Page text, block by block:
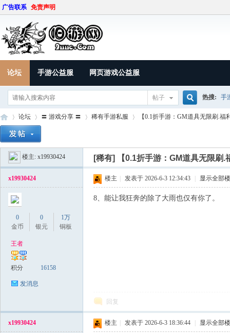
广告联系 免责声明
论坛 手游公益服 网页游戏公益服
帖子
搜
索
热搜: 手
»
论坛
›
〓 游戏分享 〓 稀有手游私服
›
【0.1折手游：GM道具无限刷.
楼主: x19930424 [稀有] 【0.1折手游：GM道具无限刷
x19930424
0
金币
0
银元
1万
铜板
王者
积分 16158
发消息
楼主 发表于 2026-6-3 12:34:43 显示全部
8、能让我狂奔的除了大雨也仅有你了。
回复
x19930424 楼主 发表于 2026-6-3 18:36:44 显示全部